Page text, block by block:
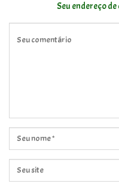
Seu endereço